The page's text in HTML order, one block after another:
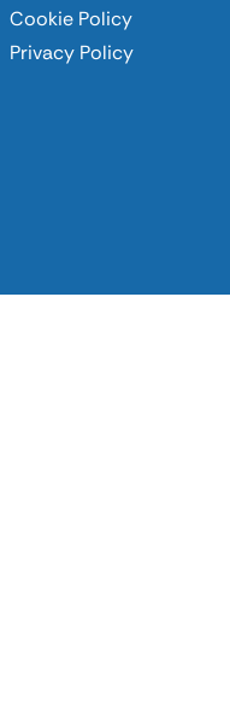
Cookie Policy
Privacy Policy